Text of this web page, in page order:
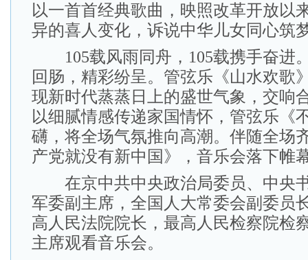
以一首首经典歌曲，映照改革开放以
异的喜人变化，诉说中华儿女同心筑
105载风雨同舟，105载携手奋进
回肠，精彩纷呈。管弦乐《山水欢歌
现新时代蒸蒸日上的盛世气象，交响
以细腻情感传递家国情怀，管弦乐《
礴，将全场气氛推向高潮。伴随全场
产党就没有新中国》，音乐会落下帷
在京中共中央政治局委员、中央
军委副主席，全国人大常委会副委员
高人民法院院长，最高人民检察院检
主席观看音乐会。